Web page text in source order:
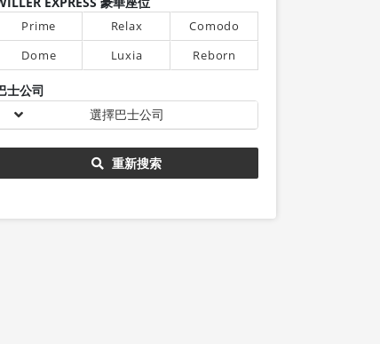
Prime Relax
Comodo
Dome
Luxia Reborn
士公司
選擇巴士公司
重新搜索